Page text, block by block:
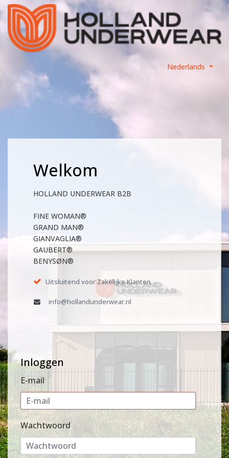
Nederlands
Welkom
HOLLAND UNDERWEAR B2B
FINE WOMAN®
GRAND MAN®
GIANVAGLIA®
GAUBERT®
BENYSØN®
Uitsluitend voor Zakelijke Klanten
info@hollandunderwear.nl
Inloggen
E-mail
Wachtwoord